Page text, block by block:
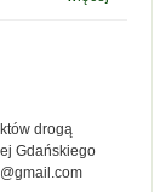
drogą
Gdańskiego